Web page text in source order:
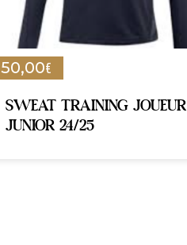
50,00€
SWEAT TRAINING JOUEUR
JUNIOR 24/25